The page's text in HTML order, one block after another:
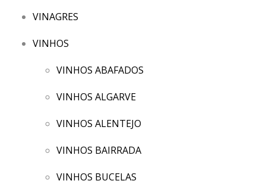
VINAGRES
VINHOS
VINHOS ABAFADOS
VINHOS ALGARVE
VINHOS ALENTEJO
VINHOS BAIRRADA
VINHOS BUCELAS